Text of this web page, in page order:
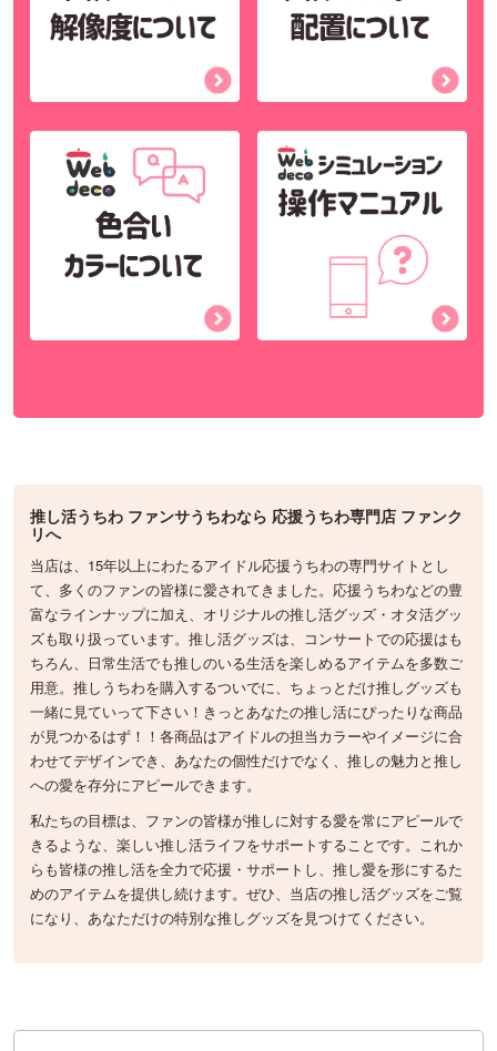
推し活うちわ ファンサうちわなら 応援うちわ専門店 ファンク
リへ
当店は、15年以上にわたるアイドル応援うちわの専門サイトとし
て、多くのファンの皆様に愛されてきました。応援うちわなどの豊
富なラインナップに加え、オリジナルの推し活グッズ・オタ活グッ
ズも取り扱っています。推し活グッズは、コンサートでの応援はも
ちろん、日常生活でも推しのいる生活を楽しめるアイテムを多数ご
用意。推しうちわを購入するついでに、ちょっとだけ推しグッズも
一緒に見ていって下さい！きっとあなたの推し活にぴったりな商品
が見つかるはず！！各商品はアイドルの担当カラーやイメージに合
わせてデザインでき、あなたの個性だけでなく、推しの魅力と推し
への愛を存分にアピールできます。
私たちの目標は、ファンの皆様が推しに対する愛を常にアピールで
きるような、楽しい推し活ライフをサポートすることです。これか
らも皆様の推し活を全力で応援・サポートし、推し愛を形にするた
めのアイテムを提供し続けます。ぜひ、当店の推し活グッズをご覧
になり、あなただけの特別な推しグッズを見つけてください。